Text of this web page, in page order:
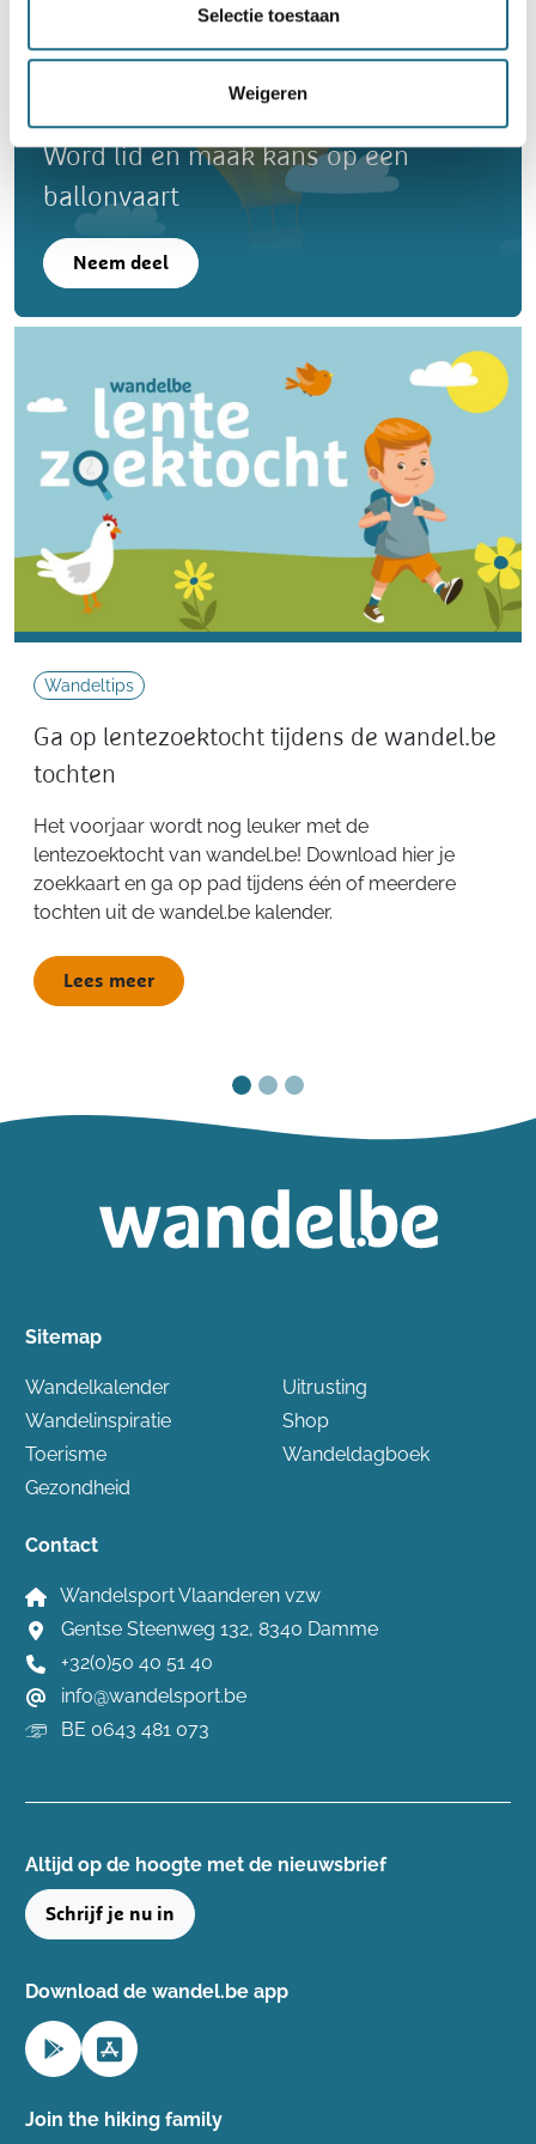
Selectie toestaan
Weigeren
Word lid en maak kans op een
ballonvaart
Neem deel
Wandeltips
Ga op lentezoektocht tijdens de wandel.be
tochten
Het voorjaar wordt nog leuker met de
lentezoektocht van wandel.be! Download hier je
zoekkaart en ga op pad tijdens één of meerdere
tochten uit de wandel.be kalender.
Lees meer
Sitemap
Wandelkalender
Wandelinspiratie
Toerisme
Gezondheid
Uitrusting
Shop
Wandeldagboek
Contact
Wandelsport Vlaanderen vzw
Gentse Steenweg 132, 8340 Damme
+32(0)50 40 51 40
info@wandelsport.be
BE 0643 481 073
Altijd op de hoogte ​met de nieuwsbrief
Schrijf je nu in
Download de wandel.be app
Join the hiking family